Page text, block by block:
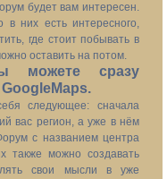
будет вам интересен.
в них есть интересного,
где стоит побывать в
оставить на потом.
можете сразу
следующее: сначала
вас регион, а уже в нём
с названием центра
также можно создавать
свои мысли в уже